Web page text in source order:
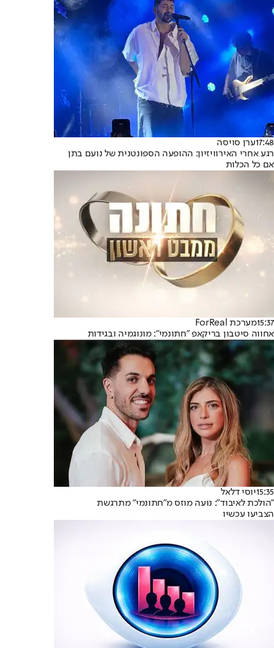
17:48ערן סויסה
רגע אחרי האירוויזיון: ההופעה הספונטנית של נועם בתן
אם כל הכלות
15:37מערכת ForReal
אחווה סיטבון בריקאפ "חתונמי": מונוגמיה ובגידות
15:35יוסי דלאל
"הולכת לאיבוד": נועה מוזס מ"חתונמי" מתרגשת
הצביעו עכשיו